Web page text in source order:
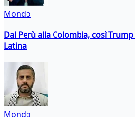
Mondo
Dal Perù alla Colombia, così
Latina
Mondo